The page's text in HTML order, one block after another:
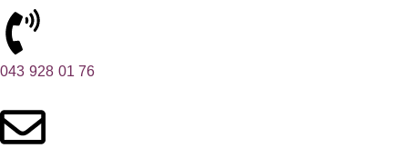
043 928 01 76